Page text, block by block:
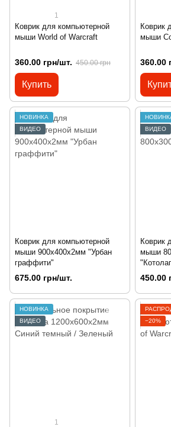
1
Коврик для компьютерной
мыши World of Warcraft
360.00 грн/шт. 450.00 грн
Купить
Коврик
мыши
360.00
НОВИНКА
ВИДЕО
Коврик для компьютерной
мыши 900х400х2мм "Урбан
граффити"
675.00 грн/шт.
ВИДЕО
Коврик
мыши
450.00
НОВИНКА
ВИДЕО
1
−20%